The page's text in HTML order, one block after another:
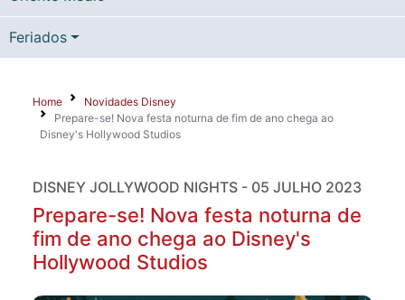
Feriados
Home
Novidades Disney
Prepare-se! Nova festa noturna de fim de ano chega ao
Disney's Hollywood Studios
DISNEY JOLLYWOOD NIGHTS - 05 JULHO 2023
Prepare-se! Nova festa noturna de
fim de ano chega ao Disney's
Hollywood Studios